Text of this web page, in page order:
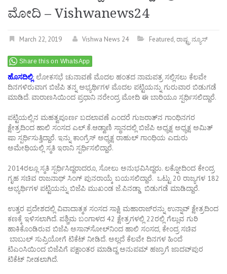
ಮೋದಿ – Vishwanews24
March 22, 2019 Vishwa News 24 Featured,ರಾಷ್ಟ್ರ ನ್ಯೂಸ್
Share this on WhatsApp
ಹೊಸದಿಲ್ಲಿ: ಲೋಕಸಭೆ ಚುನಾವಣೆ ಮೊದಲ ಹಂತದ ನಾಮಪತ್ರ ಸಲ್ಲಿಸಲು ಕೆಲವೇ
ದಿನಗಳಿರುವಾಗ ಬಿಜೆಪಿ ತನ್ನ ಅಭ್ಯರ್ಥಿಗಳ ಮೊದಲ ಪಟ್ಟಿಯನ್ನು ಗುರುವಾರ ಬಿಡುಗಡೆ
ಮಾಡಿದೆ. ವಾರಾಣಸಿಯಿಂದ ಪ್ರಧಾನಿ ನರೇಂದ್ರ ಮೋದಿ ಈ ಬಾರಿಯೂ ಸ್ಪರ್ಧಿಸಲಿದ್ದಾರೆ.
ಪಟ್ಟಿಯಲ್ಲಿನ ಮಹತ್ವಪೂರ್ಣ ಬದಲಾವಣೆ ಎಂದರೆ ಗುಜರಾತ್‌ನ ಗಾಂಧಿನಗರ
ಕ್ಷೇತ್ರದಿಂದ ಹಾಲಿ ಸಂಸದ ಎಲ್‌.ಕೆ.ಆಡ್ವಾಣಿ ಸ್ಥಾನದಲ್ಲಿ ಬಿಜೆಪಿ ಅಧ್ಯಕ್ಷ ಅಧ್ಯಕ್ಷ ಅಮಿತ್‌
ಷಾ ಸ್ಪರ್ಧಿಸುತ್ತಿದ್ದಾರೆ. ಇನ್ನು ಕಾಂಗ್ರೆಸ್‌ ಅಧ್ಯಕ್ಷ ರಾಹುಲ್‌ ಗಾಂಧಿಯ ಎದುರು
ಅಮೇಥಿಯಲ್ಲಿ ಸ್ಮತಿ ಇರಾನಿ ಸ್ಪರ್ಧಿಸಲಿದ್ದಾರೆ.
2014ರಲ್ಲೂ ಸ್ಮತಿ ಸ್ಪರ್ಧಿಸಿದ್ದರಾದರೂ, ಸೋಲು ಅನುಭವಿಸಿದ್ದರು. ಲಕ್ನೋದಿಂದ ಕೇಂದ್ರ
ಗೃಹ ಸಚಿವ ರಾಜನಾಥ್‌ ಸಿಂಗ್‌ ಪುನರಾಯ್ಕೆ ಬಯಸಲಿದ್ದಾರೆ. ಒಟ್ಟು 20 ರಾಜ್ಯಗಳ 182
ಅಭ್ಯರ್ಥಿಗಳ ಪಟ್ಟಿಯನ್ನು ಬಿಜೆಪಿ ಮುಖಂಡ ಜೆ.ಪಿನಡ್ಡಾ ಬಿಡುಗಡೆ ಮಾಡಿದ್ದಾರೆ.
ಉತ್ತರ ಪ್ರದೇಶದಲ್ಲಿ ವಿವಾದಾತ್ಮಕ ಸಂಸದ ಸಾಕ್ಷಿ ಮಹಾರಾಜ್‌ರನ್ನು ಉನ್ನಾವ್‌ ಕ್ಷೇತ್ರದಿಂದ
ಕಣಕ್ಕೆ ಇಳಿಸಲಾಗಿದೆ. ಪಶ್ಚಿಮ ಬಂಗಾಳದ 42 ಕ್ಷೇತ್ರಗಳಲ್ಲಿ 22ರಲ್ಲಿ ಗೆಲ್ಲುವ ಗುರಿ
ಹಾಕಿಕೊಂಡಿರುವ ಬಿಜೆಪಿ ಅಸಾನ್‌ಸೋಲ್‌ನಿಂದ ಹಾಲಿ ಸಂಸದ, ಕೇಂದ್ರ ಸಚಿವ
ಬಾಬುಲ್‌ ಸುಪ್ರಿಯೋಗೆ ಟಿಕೆಟ್‌ ನೀಡಿದೆ. ಅಲ್ಲದೆ ಕೆಲವೇ ದಿನಗಳ ಹಿಂದೆ
ಟಿಎಂಸಿಯಿಂದ ಬಿಜೆಪಿಗೆ ಪಕ್ಷಾಂತರ ಮಾಡಿದ್ದ ಅನುಪಮ್‌ ಹಜ್ರಾಗೆ ಜಾದವ್‌ಪುರ
ಟಿಕೆಟ್‌ ನೀಡಲಾಗಿದೆ.